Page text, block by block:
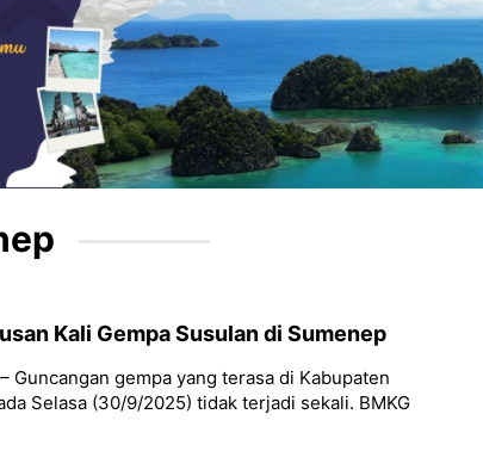
Kali Gempa Susulan di Sumenep
Guncangan gempa yang terasa di Kabupaten
Selasa (30/9/2025) tidak terjadi sekali. BMKG